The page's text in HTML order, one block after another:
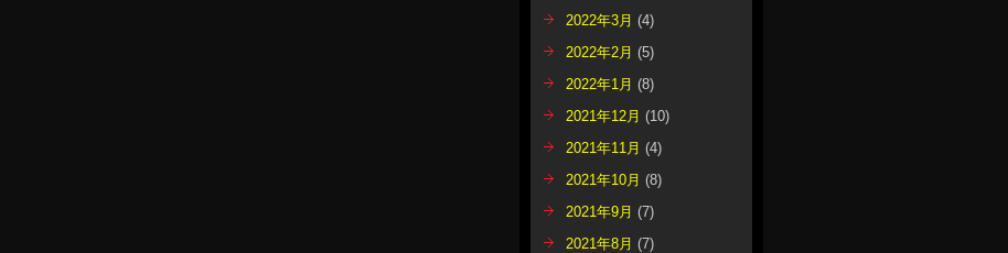
2022年3月 (4)
2022年2月 (5)
2022年1月 (8)
2021年12月 (10)
2021年11月 (4)
2021年10月 (8)
2021年9月 (7)
2021年8月 (7)